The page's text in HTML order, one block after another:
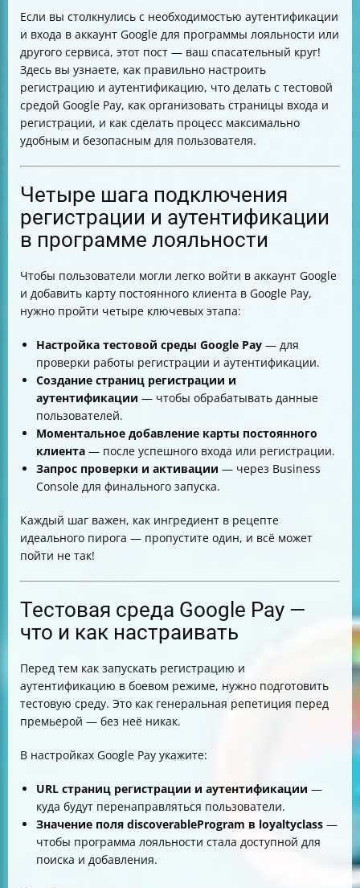
клиента в Google Pay
Стандартный процесс взаимодействия пользователя
и сервера
Запрос проверки и активации через Business Console
Политики безопасности и конфиденциальности
Изображения для программы лояльности
Инструменты для разработки и отладки JWT
Работа с Base64 и UTF-8
Частые вопросы (FAQ)
регистрации и аутентификации
Если вы столкнулись с необходимостью аутентификации
и входа в аккаунт Google для программы лояльности или
другого сервиса, этот пост — ваш спасательный круг!
Здесь вы узнаете, как правильно настроить
регистрацию и аутентификацию, что делать с тестовой
средой Google Pay, как организовать страницы входа и
регистрации, и как сделать процесс максимально
удобным и безопасным для пользователя.
Четыре шага подключения
регистрации и аутентификации
в программе лояльности
Чтобы пользователи могли легко войти в аккаунт Google
и добавить карту постоянного клиента в Google Pay,
нужно пройти четыре ключевых этапа:
Настройка тестовой среды Google Pay — для
проверки работы регистрации и аутентификации.
Создание страниц регистрации и
аутентификации — чтобы обрабатывать данные
пользователей.
Моментальное добавление карты постоянного
клиента — после успешного входа или регистрации.
Запрос проверки и активации — через Business
Console для финального запуска.
Каждый шаг важен, как ингредиент в рецепте
идеального пирога — пропустите один, и всё может
пойти не так!
Тестовая среда Google Pay —
что и как настраивать
Перед тем как запускать регистрацию и
аутентификацию в боевом режиме, нужно подготовить
тестовую среду. Это как генеральная репетиция перед
премьерой — без неё никак.
В настройках Google Pay укажите:
URL страниц регистрации и аутентификации —
куда будут перенаправляться пользователи.
Значение поля discoverableProgram в loyaltyclass —
чтобы программа лояльности стала доступной для
поиска и добавления.